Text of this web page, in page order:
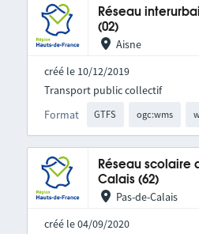
Réseau
(02)
Aisne
créé le 10/12/2019
Format GTFS ogc:wms
Transport public collectif
Réseau scolaire
Calais (62)
Pas-de-Calais
créé le 04/09/2020